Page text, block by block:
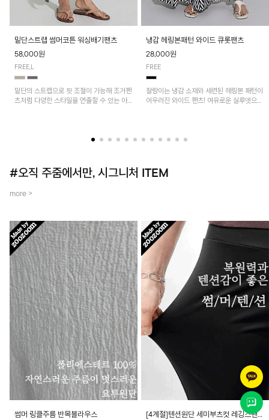
밑단스트랩 썸머코튼 워싱배기팬츠
58,000원
FREE,L
밑단의 스트랩으로 핏 조절이 가능해 조거팬
츠처럼 다양한 스타일을 연출할 수 있는 아
냉감 헤링본패턴 와이드 큐롯팬츠
28,000원
FREE
찰랑이는 냉감 소재와 세련된 헤링본 패턴이
어우러진 와이드 팬츠! 여유로운 실루엣으로
#오직 주줌에서만, 시그니처 ITEM
more >
썸머 링클주름 반목블라우스 [4계절]텐션원단 세미부츠컷 레깅스팬